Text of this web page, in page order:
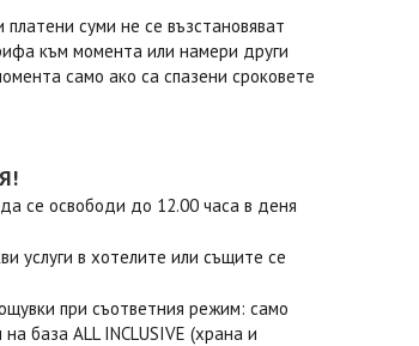
суми не се възстановяват
към момента или намери други
само ако са спазени сроковете
се освободи до 12.00 часа в деня
услуги в хотелите или същите се
при съответния режим: само
база ALL INCLUSIVE (храна и